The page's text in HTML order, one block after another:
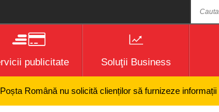
publicitate Soluţii Business
Română nu solicită clienților să furnizeze informații